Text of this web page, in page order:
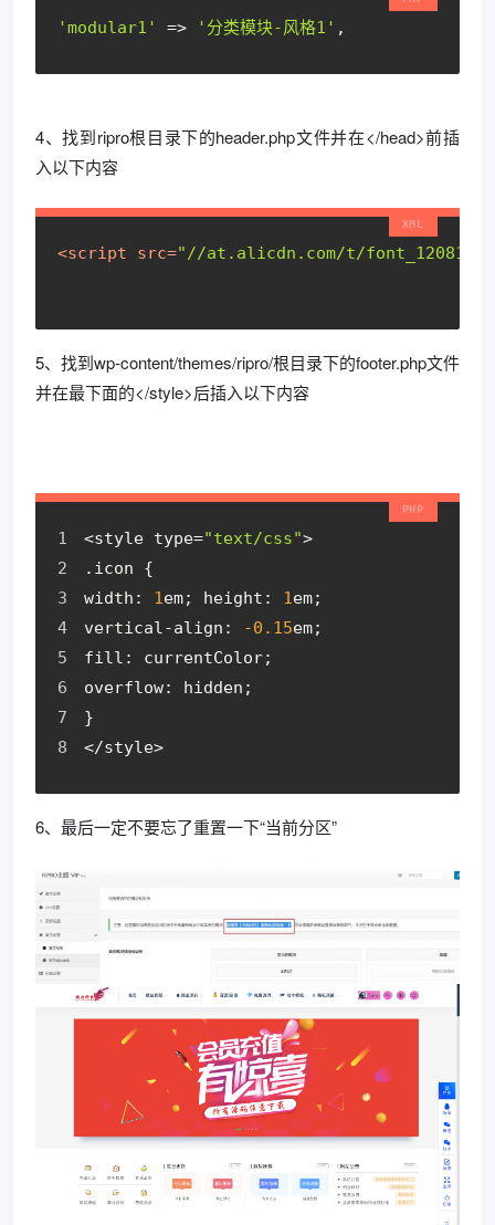
'modular1' => '分类模块-风格1' ,
4、找到ripro根目录下的header.php文件并在</head>前插
入以下内容
<script src="//at.alicdn.com/t/
5、找到wp-content/themes/ripro/根目录下的footer.php文件
并在最下面的</style>后插入以下内容
<style type="text/css">
. icon {
width : 1em; height : 1em;
vertical-align : -0.15em;
fill : currentColor;
overflow: hidden ;
}
</style>
6、最后一定不要忘了重置一下“当前分区”